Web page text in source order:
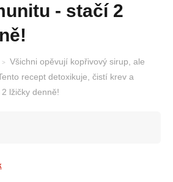
- stačí 2
Všichni opěvují kopřivový sirup, ale
recept detoxikuje, čistí krev a
lžičky denně!